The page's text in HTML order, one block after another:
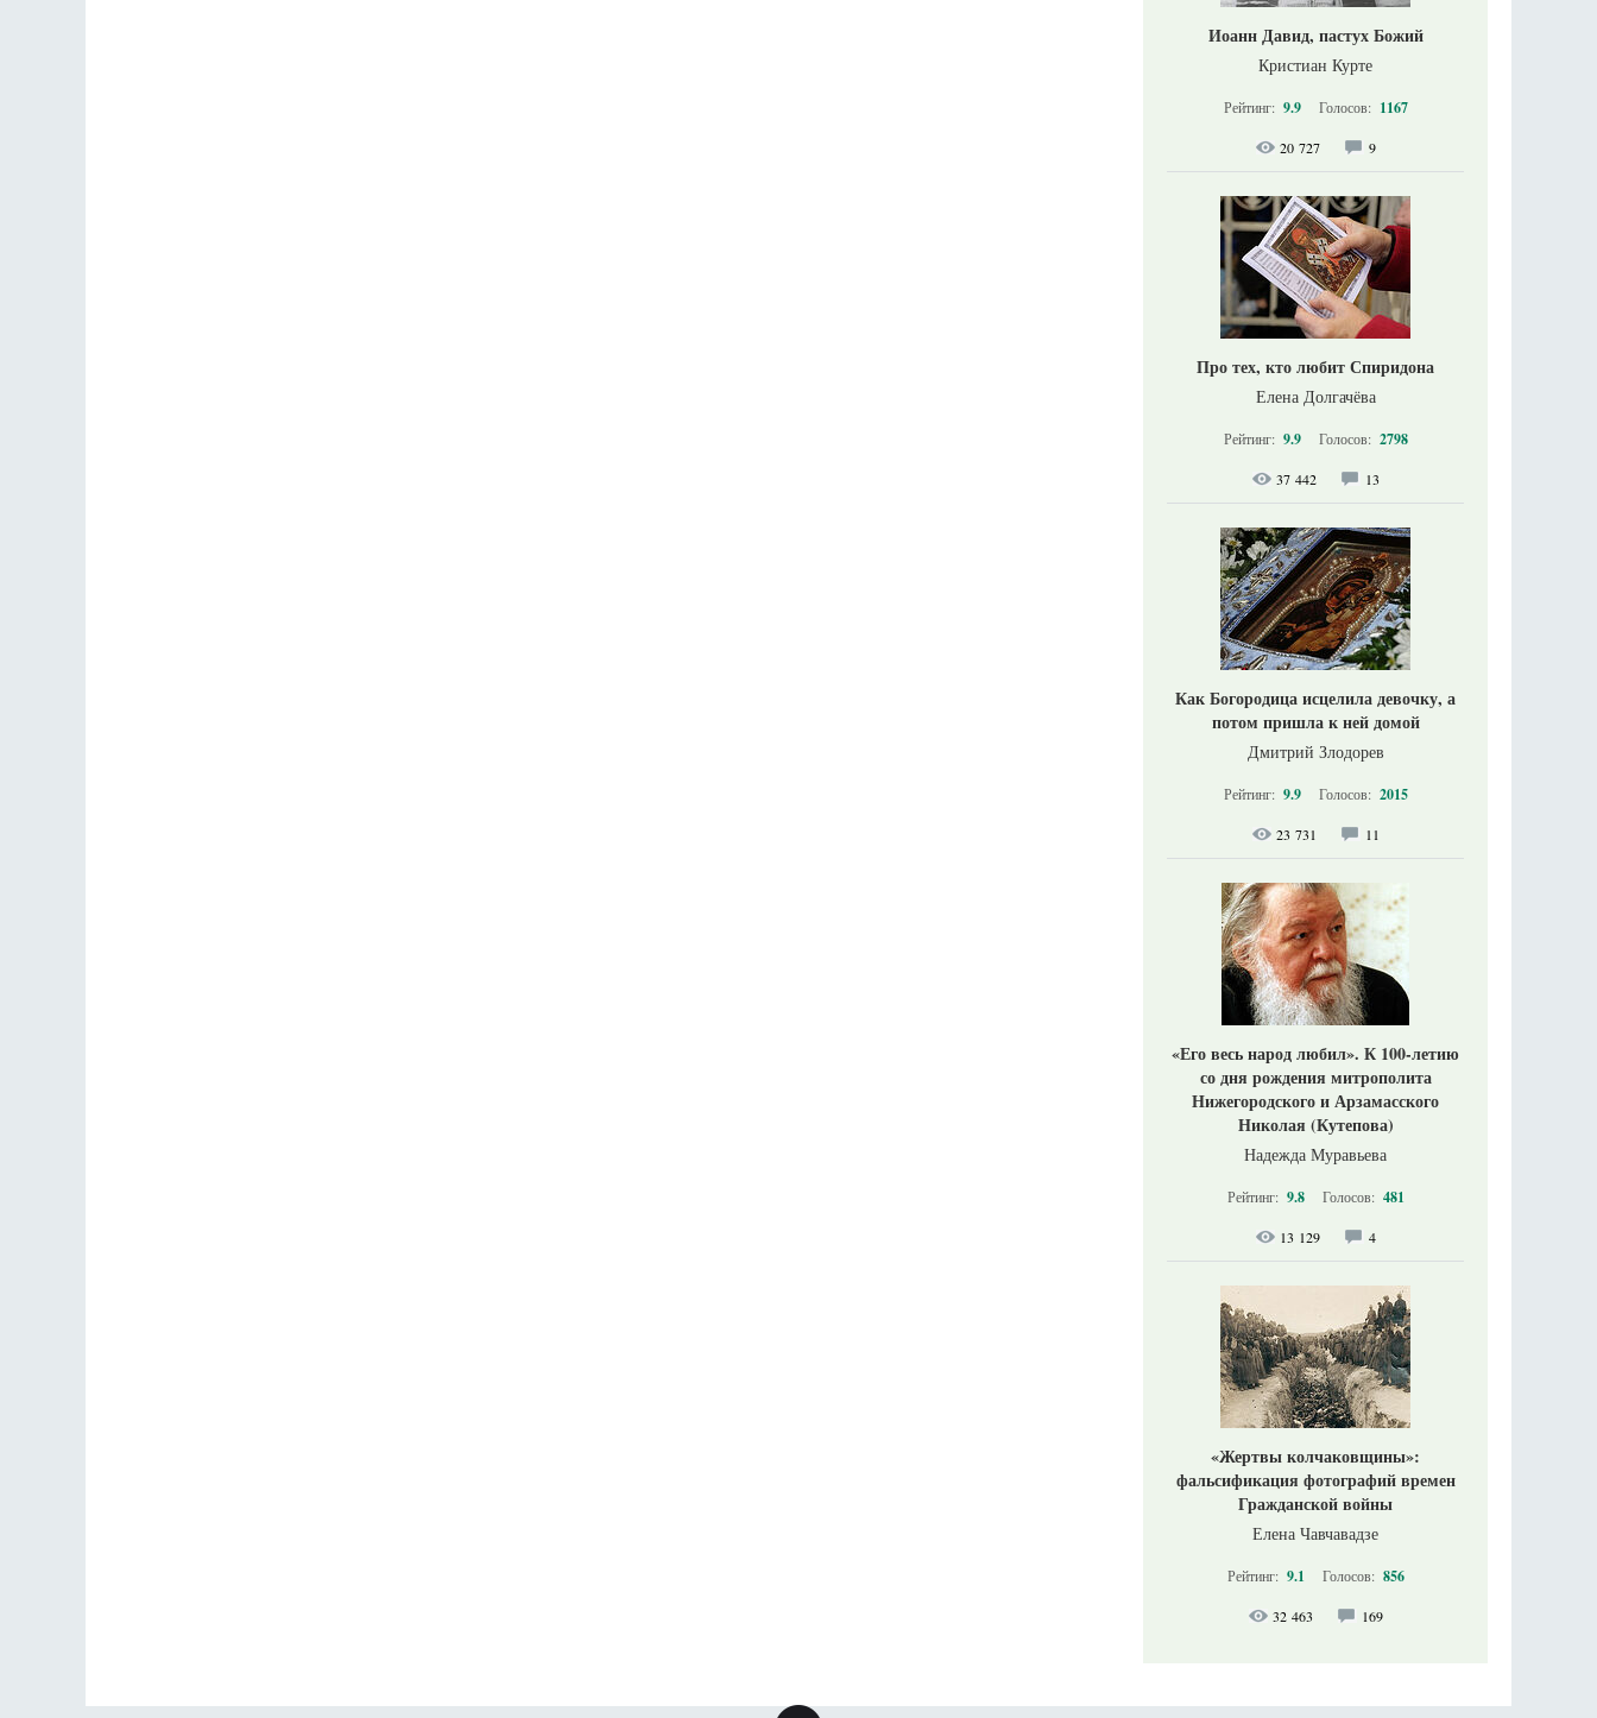
Иоанн Давид, пастух Божий
Кристиан Курте
Рейтинг: 9.9 Голосов: 1167
20 727 9
Про тех, кто любит Спиридона
Елена Долгачёва
Рейтинг: 9.9 Голосов: 2798
37 442 13
Как Богородица исцелила девочку, а
потом пришла к ней домой
Дмитрий Злодорев
Рейтинг: 9.9 Голосов: 2015
23 731 11
«Его весь народ любил». К 100-летию
со дня рождения митрополита
Нижегородского и Арзамасского
Николая (Кутепова)
Надежда Муравьева
Рейтинг: 9.8 Голосов: 481
13 129 4
«Жертвы колчаковщины»:
фальсификация фотографий времен
Гражданской войны
Елена Чавчавадзе
Рейтинг: 9.1 Голосов: 856
32 463 169